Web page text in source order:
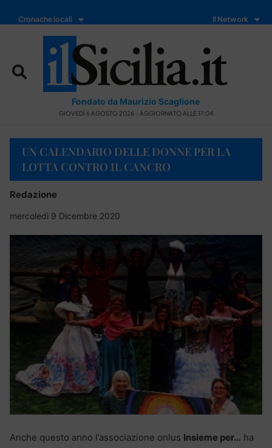
Cronache locali Il Network
Fondato da Maurizio Scaglione
GIOVEDÌ 6 AGOSTO 2026 - AGGIORNATO ALLE 17:04
UN CALENDARIO DELLE DONNE PER LA
LOTTA CONTRO IL CANCRO
Redazione
mercoledì 9 Dicembre 2020
Anche questo anno l’associazione onlus Insieme per… ha